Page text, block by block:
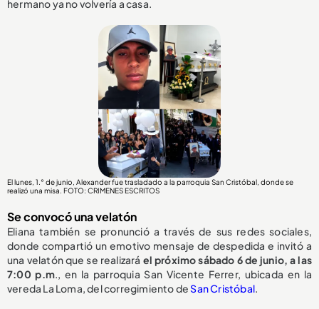
hermano ya no volvería a casa.
El lunes, 1.° de junio, Alexander fue trasladado a la parroquia San Cristóbal, donde se
realizó una misa . FOTO: CRIMENES ESCRITOS
Se convocó una velatón
Eliana también se pronunció a través de sus redes sociales,
donde compartió un emotivo mensaje de despedida e invitó a
una velatón que se realizará el próximo sábado 6 de junio, a las
7:00 p.m., en la parroquia San Vicente Ferrer, ubicada en la
vereda La Loma, del corregimiento deSan Cristóbal.